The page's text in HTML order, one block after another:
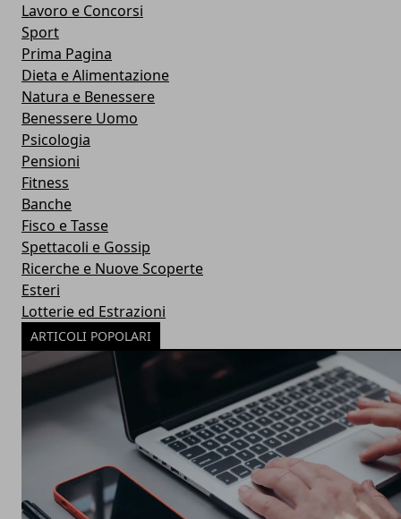
Lavoro e Concorsi
Sport
Prima Pagina
Dieta e Alimentazione
Natura e Benessere
Benessere Uomo
Psicologia
Pensioni
Fitness
Banche
Fisco e Tasse
Spettacoli e Gossip
Ricerche e Nuove Scoperte
Esteri
Lotterie ed Estrazioni
ARTICOLI POPOLARI